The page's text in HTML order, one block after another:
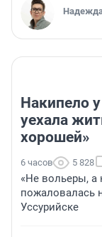
Накипело
уехала
хорошей»
6 часов 5 828
«Не вольеры, а
пожаловалась
Уссурийске